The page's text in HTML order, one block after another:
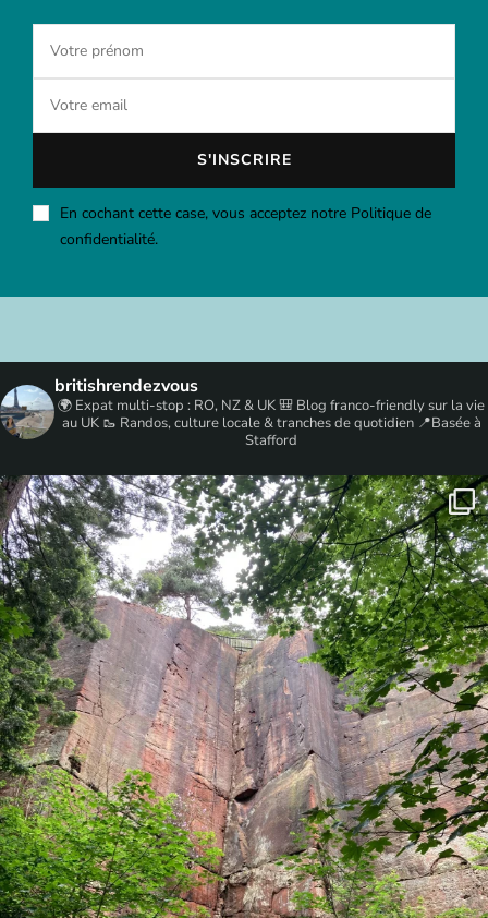
En cochant cette case, vous acceptez notre Politique de
confidentialité.
britishrendezvous
🌍 Expat multi-stop : RO, NZ & UK🎒 Blog franco-friendly sur la vie
au UK🥾 Randos, culture locale & tranches de quotidien📍Basée à
Stafford